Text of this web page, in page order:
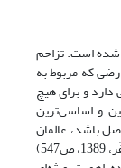
شده است. تزاحم
که مربوط به‏
دارد و برای هیچ
و اساسی‌ترین
باشد، عالمان
اصولی، در باب (تزاحم) از این معیار بحث کرده‌اند.(مظفّر، 1389، ص547)